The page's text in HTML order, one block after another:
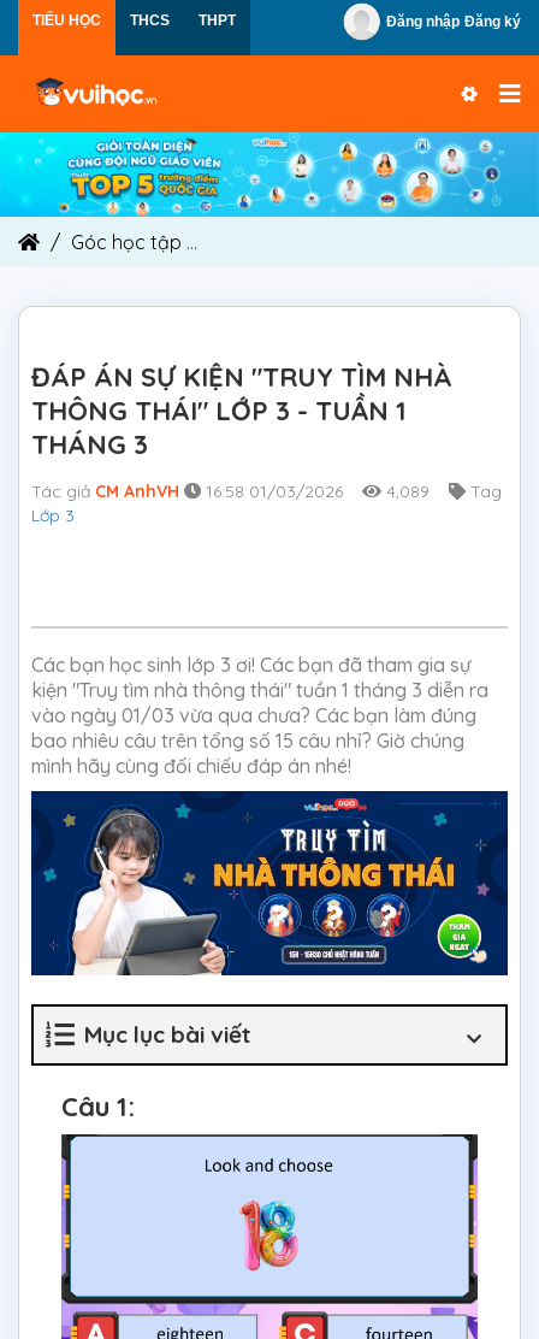
TIỂU HỌC THCS THPT Đăng nhập Đăng ký
Góc học tập
ĐÁP ÁN SỰ KIỆN "TRUY TÌM NHÀ
THÔNG THÁI" LỚP 3 - TUẦN 1
THÁNG 3
Tác giả CM AnhVH 16:58 01/03/2026 4,089
Tag
Lớp 3
Các bạn học sinh lớp 3 ơi! Các bạn đã tham gia sự
kiện "Truy tìm nhà thông thái" tuần 1 tháng 3 diễn ra
vào ngày 01/03 vừa qua chưa? Các bạn làm đúng
bao nhiêu câu trên tổng số 15 câu nhỉ? Giờ chúng
mình hãy cùng đối chiếu đáp án nhé!
Mục lục bài viết
Câu 1: